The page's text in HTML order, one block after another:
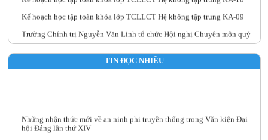
Kế hoạch học tập toàn khóa lớp TCLLCT Hệ không tập trung KA-09
Trường Chính trị Nguyễn Văn Linh tổ chức Hội nghị Chuyên môn quý
III năm 2026
TIN ĐỌC NHIỀU
hội Đảng lần thứ XIV
Kiểm tra, giám sát để tháo gỡ điểm nghẽn, nâng cao hiệu quả công việc